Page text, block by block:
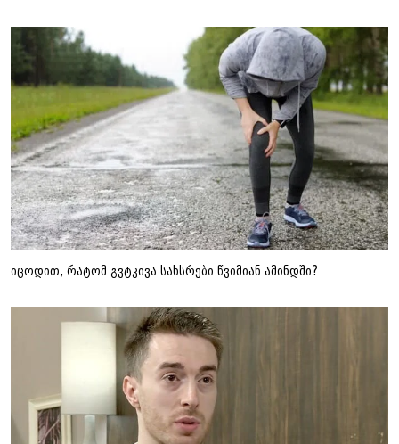
იცოდით, რატომ გვტკივა სახსრები წვიმიან ამინდში?